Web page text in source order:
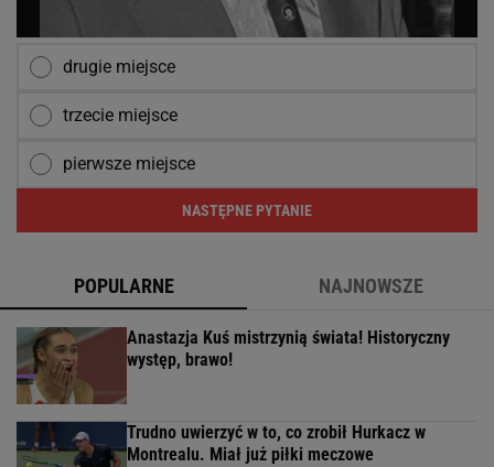
drugie miejsce
trzecie miejsce
pierwsze miejsce
NASTĘPNE PYTANIE
POPULARNE NAJNOWSZE
Anastazja Kuś mistrzynią świata! Historyczny
występ, brawo!
Trudno uwierzyć w to, co zrobił Hurkacz w
Montrealu. Miał już piłki meczowe